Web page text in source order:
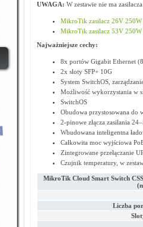
UWAGA: W zestawie nie ma
MikroTik zasilacz 26V
MikroTik zasilacz 53V
Najważniejsze cechy:
8x portów Gigabit Ethernet
2x sloty SFP+ 10G
System SwitchOS,
Możliwość wykorzystania w
SwitchOS
Obudowa przystosowana do
2-pinowe złącza zasilania
Wbudowana inteligentna
Całkowita moc wyjściowa
Zintegrowane przełączanie
Czujnik temperatury, w
MikroTik Cloud Smart Switch
Liczba